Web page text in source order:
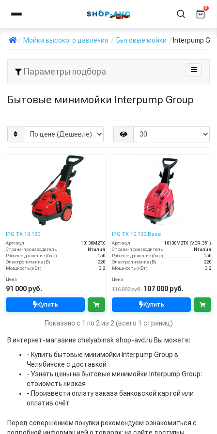
0
Мойки высокого давления Бытовые мойки Interpump
Параметры подбора
Бытовые минимойки Interpump Group
IPG TX 10.130
Артикул
10130M2TX
Страна-производитель
Италия
Рабочее давление (бар)
150
Электропитание (В)
220
Мощность (кВт)
3.2
Цена
91 000 руб.
Купить
IPG TX 10.130 Base
Артикул
10130M2TX (VER.351)
Страна-производитель
Италия
Рабочее давление (бар)
150
Электропитание (В)
220
Мощность (кВт)
3.2
Цена
116 000 руб. 107 000 руб.
Купить
Показано с 1 по 2 из 2 (всего 1 страниц)
В интернет-магазине chelyabinsk.shop-avd.ru Вы можете:
- Купить бытовые минимойки Interpump Group в
Челябинске с доставкой
- Узнать цены на бытовые минимойки Interpump Group:
стоиомсть низкая
- Произвести оплату заказа банковской картой или
оплатив счёт
Перед совершением покупки рекомендуем ознакомиться с
подробной информацией о товарах: на сайте доступны